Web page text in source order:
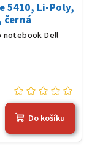
5410, Li-Poly,
černá
notebook Dell
Do košíku